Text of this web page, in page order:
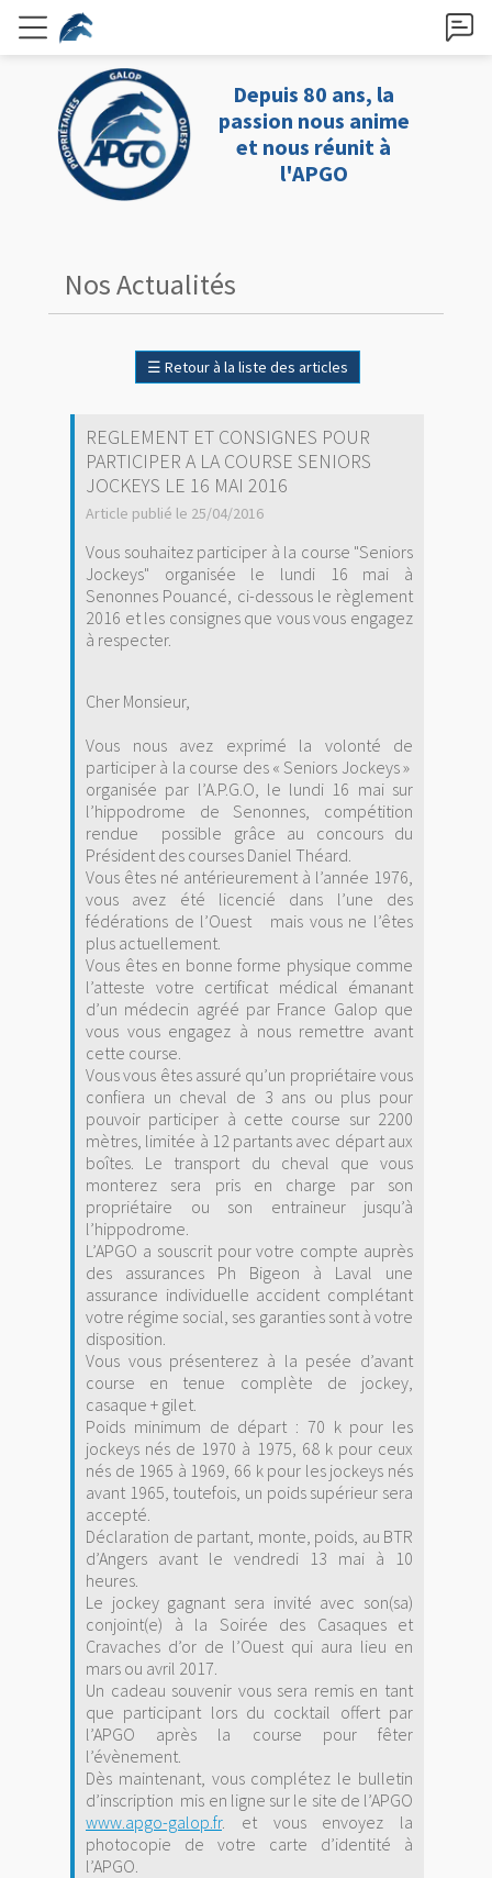
Depuis 80 ans, la
passion nous anime
et nous réunit à
l'APGO
Nos Actualités
☰ Retour à la liste des articles
REGLEMENT ET CONSIGNES POUR
PARTICIPER A LA COURSE SENIORS
JOCKEYS LE 16 MAI 2016
Article publié le 25/04/2016
Vous souhaitez participer à la course "Seniors
Jockeys" organisée le lundi 16 mai à
Senonnes Pouancé, ci-dessous le règlement
2016 et les consignes que vous vous engagez
à respecter.
Cher Monsieur,
Vous nous avez exprimé la volonté de
participer à la course des « Seniors Jockeys »
organisée par l’A.P.G.O, le lundi 16 mai sur
l’hippodrome de Senonnes, compétition
rendue
possible grâce au concours du
Président des courses Daniel Théard.
Vous êtes né antérieurement à l’année 1976,
vous avez été licencié dans l’une des
fédérations de l’Ouest
mais vous ne l’êtes
plus actuellement.
Vous êtes en bonne forme physique comme
l’atteste votre certificat médical émanant
d’un médecin agréé par France Galop que
vous vous engagez à nous remettre avant
cette course.
Vous vous êtes assuré qu’un propriétaire vous
confiera un cheval de 3 ans ou plus pour
pouvoir participer à cette course sur 2200
mètres, limitée à 12 partants avec départ aux
boîtes. Le transport du cheval que vous
monterez sera pris en charge par son
propriétaire ou son entraineur jusqu’à
l’hippodrome.
L’APGO a souscrit pour votre compte auprès
des assurances Ph Bigeon à Laval une
assurance individuelle accident complétant
votre régime social, ses garanties sont à votre
disposition.
Vous vous présenterez à la pesée d’avant
course en tenue complète de jockey,
casaque + gilet.
Poids minimum de départ : 70 k pour les
jockeys nés de 1970 à 1975, 68 k pour ceux
nés de 1965 à 1969, 66 k pour les jockeys nés
avant 1965, toutefois, un poids supérieur sera
accepté.
Déclaration de partant, monte, poids, au BTR
d’Angers avant le vendredi 13 mai à 10
heures.
Le jockey gagnant sera invité avec son(sa)
conjoint(e) à la Soirée des Casaques et
Cravaches d’or de l’Ouest qui aura lieu en
mars ou avril 2017.
Un cadeau souvenir vous sera remis en tant
que participant lors du cocktail offert par
l’APGO après la course pour fêter
l’évènement.
Dès maintenant, vous complétez le bulletin
d’inscription mis en ligne sur le site de l’APGO
www.apgo-galop.fr. et vous envoyez la
photocopie de votre carte d’identité à
l’APGO.